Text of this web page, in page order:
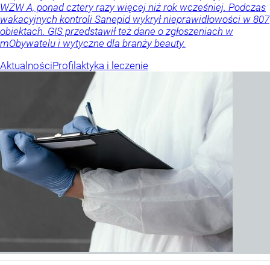
WZW A, ponad cztery razy więcej niż rok wcześniej. Podczas
wakacyjnych kontroli Sanepid wykrył nieprawidłowości w 807
obiektach. GIS przedstawił też dane o zgłoszeniach w
mObywatelu i wytyczne dla branży beauty.
AktualnościProfilaktyka i leczenie